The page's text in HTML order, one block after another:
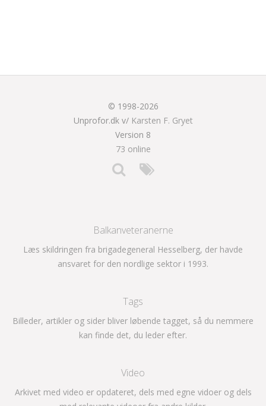
© 1998-2026
Unprofor.dk v/ Karsten F. Gryet
Version 8
73 online
Balkanveteranerne
Læs skildringen fra brigadegeneral Hesselberg, der havde
ansvaret for den nordlige sektor i 1993.
Tags
Billeder, artikler og sider bliver løbende tagget, så du nemmere
kan finde det, du leder efter.
Video
Arkivet med video er opdateret, dels med egne vidoer og dels